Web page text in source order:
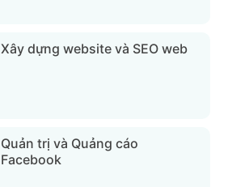
Xây dựng website và SEO web
Quản trị và Quảng cáo
Facebook